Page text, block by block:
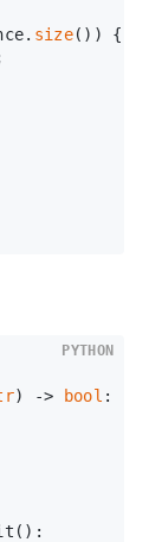
size()) {
) -> bool :
PYTHON